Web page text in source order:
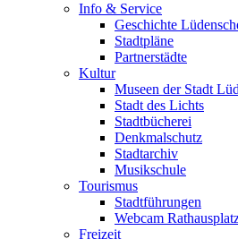
Info & Service
Geschichte
Stadtpläne
Partnerstädte
Kultur
Museen der Stadt
Stadt des Lichts
Stadtbücherei
Denkmalschutz
Stadtarchiv
Musikschule
Tourismus
Stadtführungen
Webcam
Freizeit